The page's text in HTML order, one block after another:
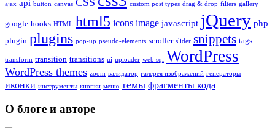
ajax api button canvas custom post types drag & drop filters gallery
google hooks HTML html5 icons image javascript jQuery php
plugin plugins pop-up pseudo-elements scroller slider snippets tags
transform transition transitions ui uploader web sql WordPress
WordPress themes zoom валидатор галерея изображений генераторы
иконки инструменты кнопки меню темы фрагменты кода
О блоге и авторе